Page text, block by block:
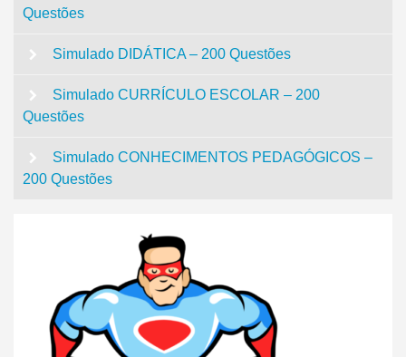
Questões
Simulado DIDÁTICA – 200 Questões
Simulado CURRÍCULO ESCOLAR – 200
Questões
Simulado CONHECIMENTOS PEDAGÓGICOS –
200 Questões